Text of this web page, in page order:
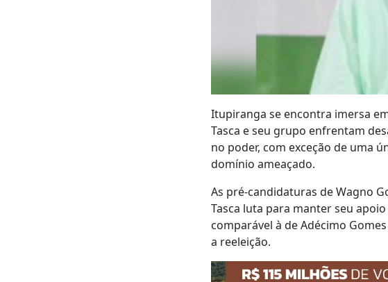
Itupiranga se encontra imersa
Tasca e seu grupo enfrentam
no poder, com exceção de uma
domínio ameaçado.
As pré-candidaturas de Wagno
Tasca luta para manter seu
comparável à de Adécimo
a reeleição.